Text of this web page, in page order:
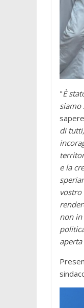
"È
siamo
di
e la
non